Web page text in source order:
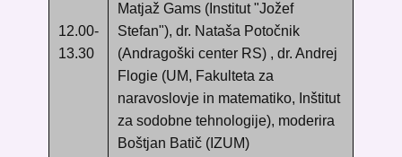
12.00-
13.30
Matjaž Gams (​Institut "Jožef
Stefan"), dr. Nataša Potočnik
(Andragoški center RS) , dr. Andrej
Flogie (UM, Fakulteta za
naravoslovje in matematiko, Inštitut
za sodobne tehnologije), moderira
Boštjan Batič (IZUM)